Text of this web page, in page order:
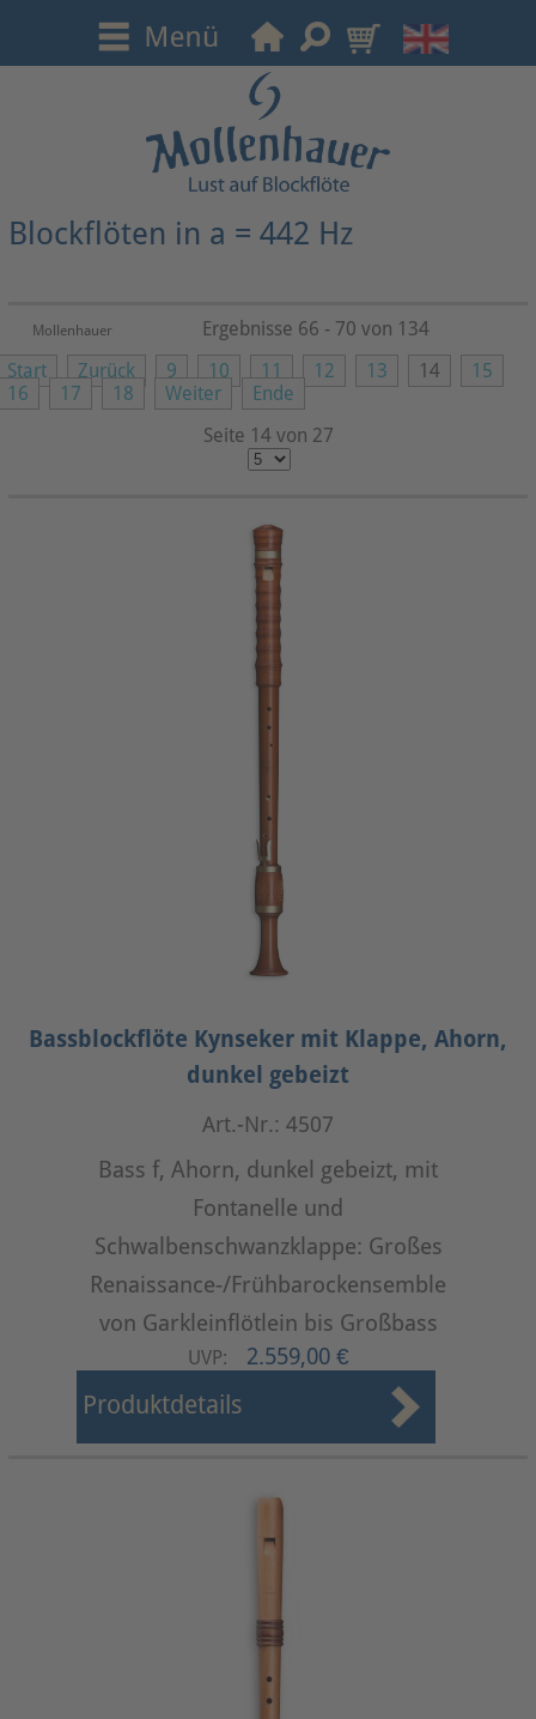
Blockflöten in a = 442 Hz
Mollenhauer
Start Zurück 9 10 11 12 13 14
15
16
17 18 Weiter
Ende
Seite 14 von 27
Ergebnisse 66 - 70 von 134
Bassblockflöte Kynseker mit Klappe, Ahorn,
dunkel gebeizt
Art.-Nr.: 4507
Bass f, Ahorn, dunkel gebeizt, mit
Fontanelle und
Schwalbenschwanzklappe: Großes
Renaissance-/Frühbarockensemble
von Garkleinflötlein bis Großbass
UVP: 2.559,00 €
Produktdetails